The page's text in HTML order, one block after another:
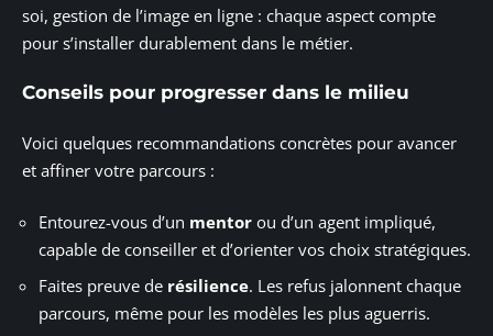
soi, gestion de l’image en ligne : chaque aspect compte
pour s’installer durablement dans le métier.
Conseils pour progresser dans le milieu
Voici quelques recommandations concrètes pour avancer
et affiner votre parcours :
Entourez-vous d’un mentor ou d’un agent impliqué,
capable de conseiller et d’orienter vos choix stratégiques.
Faites preuve de résilience. Les refus jalonnent chaque
parcours, même pour les modèles les plus aguerris.